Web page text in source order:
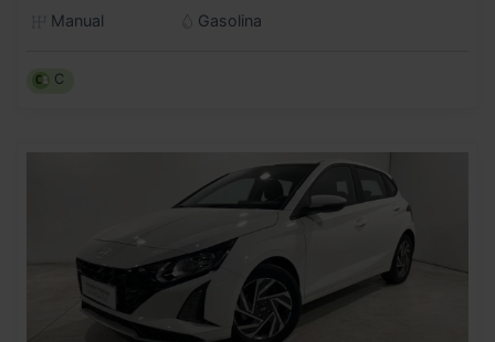
Manual
Gasolina
C